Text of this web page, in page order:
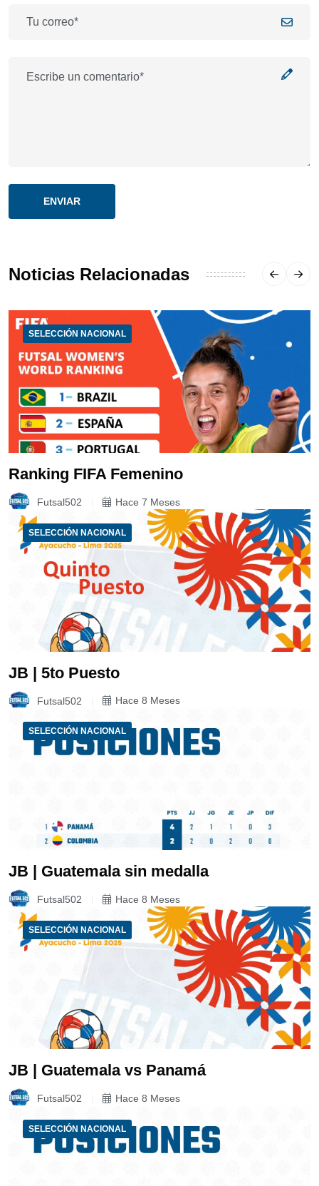
ENVIAR
Noticias Relacionadas
SELECCIÓN NACIONAL
Ranking FIFA Femenino
Futsal502 Hace 7 Meses
SELECCIÓN NACIONAL
JB | 5to Puesto
Futsal502 Hace 8 Meses
SELECCIÓN NACIONAL
JB | Guatemala sin medalla
Futsal502 Hace 8 Meses
SELECCIÓN NACIONAL
JB | Guatemala vs Panamá
Futsal502 Hace 8 Meses
SELECCIÓN NACIONAL